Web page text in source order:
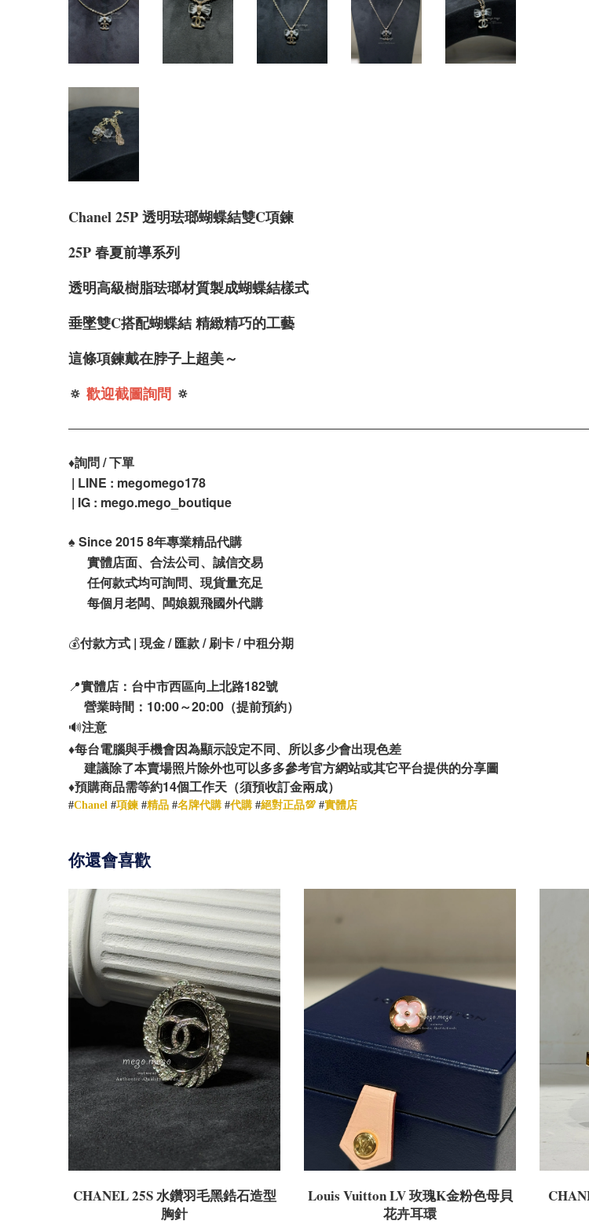
Chanel 25P 透明珐瑯蝴蝶結雙C項鍊
25P 春夏前導系列
透明高級樹脂珐瑯材質製成蝴蝶結樣式
垂墜雙C搭配蝴蝶結 精緻精巧的工藝
這條項鍊戴在脖子上超美～
🔅 歡迎截圖詢問 🔅
♦️詢問 / 下單
| LINE : megomego178
| IG : mego.mego_boutique
♠️ Since 2015 8年專業精品代購
實體店面、合法公司、誠信交易
任何款式均可詢問、現貨量充足
每個月老闆、闆娘親飛國外代購
💰付款方式 | 現金 / 匯款 / 刷卡 / 中租分期
📍實體店：台中市西區向上北路182號
營業時間：10:00～20:00（提前預約）
🔊注意
♦️每台電腦與手機會因為顯示設定不同、所以多少會出現色差
建議除了本賣場照片除外也可以多多參考官方網站或其它平台提供的分享圖
♦️預購商品需等約14個工作天（須預收訂金兩成）
#Chanel #項鍊 #精品 #名牌代購 #代購 #絕對正品💯 #實體店
你還會喜歡
CHANEL 25S 水鑽羽毛黑鋯石造型
胸針
Louis Vuitton LV 玫瑰K金粉色母貝
花卉耳環